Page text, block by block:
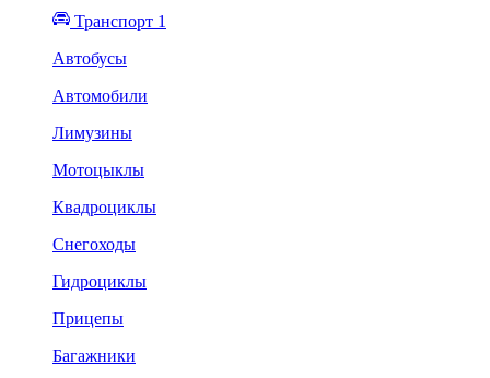
Транспорт 1
Автобусы
Автомобили
Лимузины
Мотоцыклы
Квадроциклы
Снегоходы
Гидроциклы
Прицепы
Багажники